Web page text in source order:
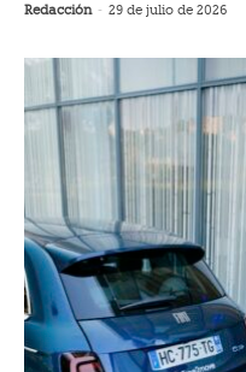
Redacción - 29 de julio de 2026